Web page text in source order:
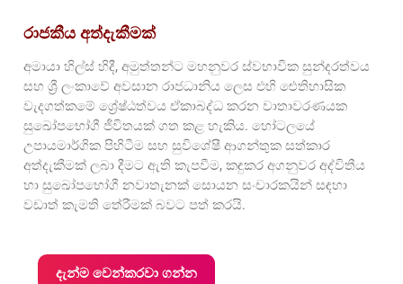
රාජකීය අත්දැකීමක්
අමායා හිල්ස් හිදී, අමුත්තන්ට මහනුවර ස්වභාවික සුන්දරත්වය
සහ ශ්‍රී ලංකාවේ අවසාන රාජධානිය ලෙස එහි ඓතිහාසික
වැදගත්කමේ ශ්‍රේෂ්ඨත්වය ඒකාබද්ධ කරන වාතාවරණයක
සුඛෝපභෝගී ජීවිතයක් ගත කළ හැකිය. හෝටලයේ
උපායමාර්ගික පිහිටීම සහ සුවිශේෂී ආගන්තුක සත්කාර
අත්දැකීමක් ලබා දීමට ඇති කැපවීම, කඳුකර අගනුවර අද්විතීය
හා සුඛෝපභෝගී නවාතැනක් සොයන සංචාරකයින් සඳහා
වඩාත් කැමති තේරීමක් බවට පත් කරයි.
දැන්ම වෙන්කරවා ගන්න